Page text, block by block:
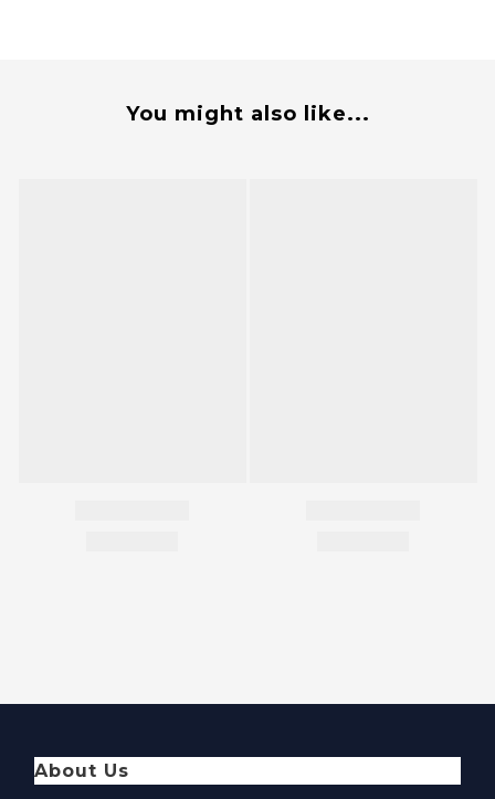
You might also like...
About Us